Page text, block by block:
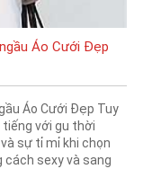
Áo Cưới Đẹp
Áo Cưới Đẹp Tuy
tiếng với gu thời
sự tỉ mỉ khi chọn
cách sexy và sang